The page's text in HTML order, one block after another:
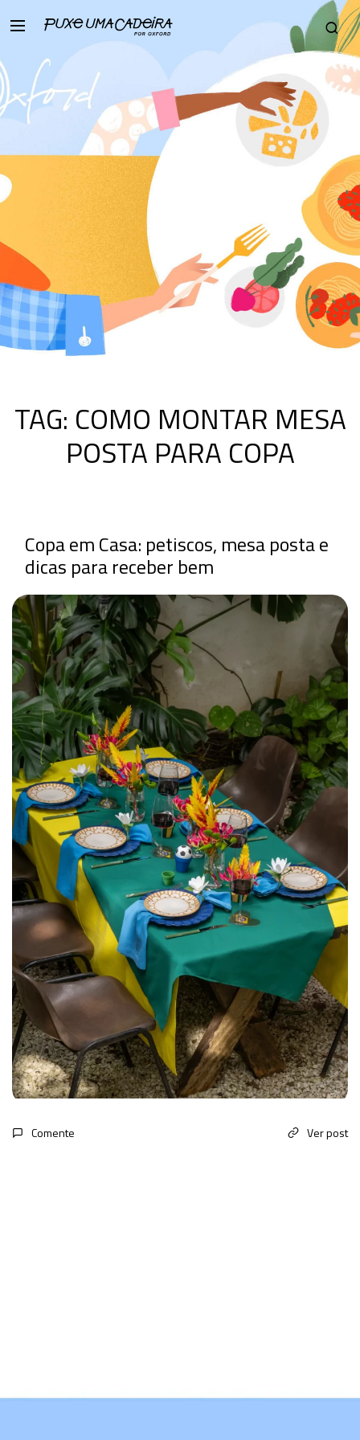
TAG: COMO MONTAR MESA
POSTA PARA COPA
Copa em Casa: petiscos, mesa posta e
dicas para receber bem
Comente Ver post